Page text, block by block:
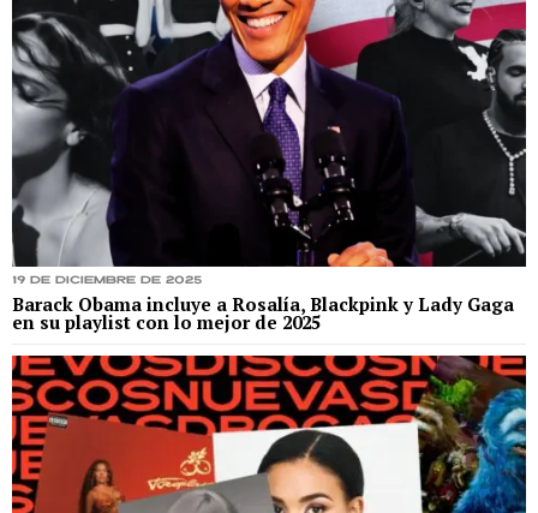
19 de diciembre de 2025
Barack Obama incluye a Rosalía, Blackpink y Lady Gaga
en su playlist con lo mejor de 2025